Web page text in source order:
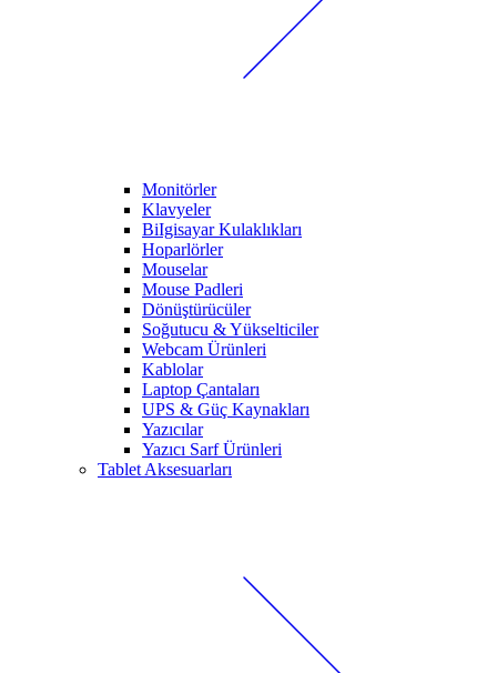
Monitörler
Klavyeler
BiIgisayar Kulaklıkları
Hoparlörler
Mouselar
Mouse Padleri
Dönüştürücüler
Soğutucu & Yükselticiler
Webcam Ürünleri
Kablolar
Laptop Çantaları
UPS & Güç Kaynakları
Yazıcılar
Yazıcı Sarf Ürünleri
Tablet Aksesuarları